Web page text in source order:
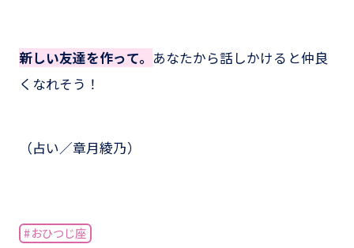
新しい友達を作って。 あなたから話しかけると仲良
くなれそう！
（占い／章月綾乃）
#おひつじ座